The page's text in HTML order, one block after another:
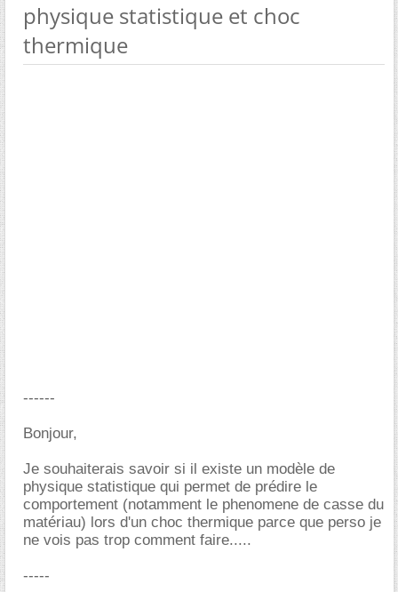
physique statistique et choc
thermique
------
Bonjour,
Je souhaiterais savoir si il existe un modèle de
physique statistique qui permet de prédire le
comportement (notamment le phenomene de casse du
matériau) lors d'un choc thermique parce que perso je
ne vois pas trop comment faire.....
-----